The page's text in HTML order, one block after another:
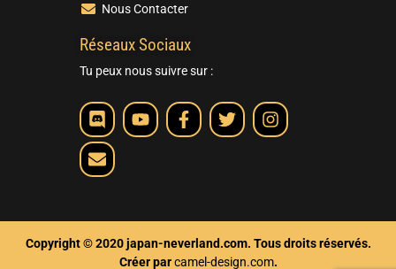
Nous Contacter
Réseaux Sociaux
Tu peux nous suivre sur :
Copyright © 2020 japan-neverland.com. Tous droits réservés.
Créer parcamel-design.com.